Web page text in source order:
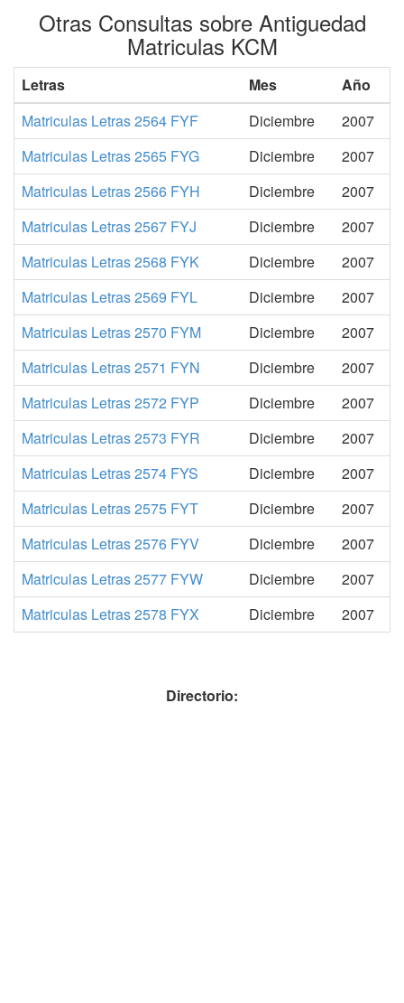
Otras Consultas sobre Antiguedad
Matriculas KCM
Letras Mes
Año
Matriculas Letras 2564 FYF
Diciembre
2007
Matriculas Letras 2565 FYG
Diciembre
2007
Matriculas Letras 2566 FYH
Diciembre
2007
Matriculas Letras 2567 FYJ
Diciembre
2007
Matriculas Letras 2568 FYK
Diciembre
2007
Matriculas Letras 2569 FYL
Diciembre
2007
Matriculas Letras 2570 FYM
Diciembre
2007
Matriculas Letras 2571 FYN
Diciembre
2007
Matriculas Letras 2572 FYP
Diciembre
2007
Matriculas Letras 2573 FYR
Diciembre
2007
Matriculas Letras 2574 FYS
Diciembre
2007
Matriculas Letras 2575 FYT
Diciembre
2007
Matriculas Letras 2576 FYV
Diciembre
2007
Matriculas Letras 2577 FYW
Diciembre
2007
Matriculas Letras 2578 FYX
Diciembre 2007
Directorio: